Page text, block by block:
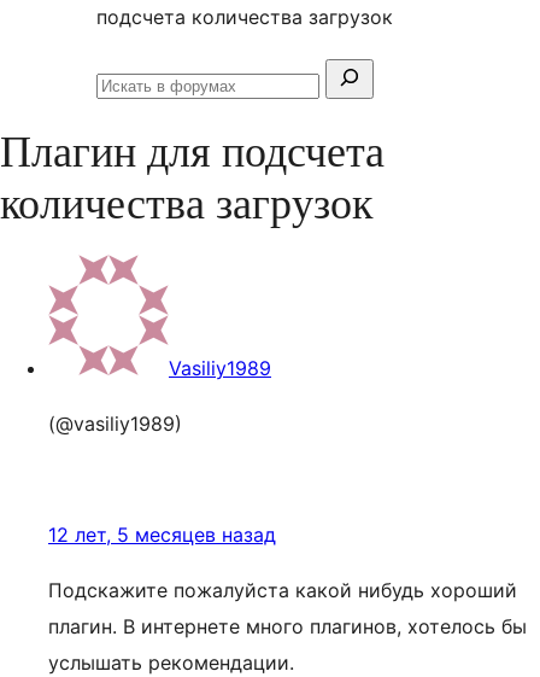
подсчета количества загрузок
Поиск:
Искать
Плагин для подсчета
количества загрузок
Vasiliy1989
(@vasiliy1989)
12 лет, 5 месяцев назад
Подскажите пожалуйста какой нибудь хороший
плагин. В интернете много плагинов, хотелось бы
услышать рекомендации.